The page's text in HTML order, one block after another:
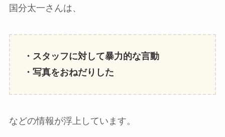
国分太一さんは、
・スタッフに対して暴力的な言動
・写真をおねだりした
などの情報が浮上しています。